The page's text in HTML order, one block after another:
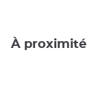
À proximité